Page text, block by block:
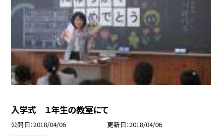
入学式 １年生の教室にて
公開日 2018/04/06 更新日 2018/04/06